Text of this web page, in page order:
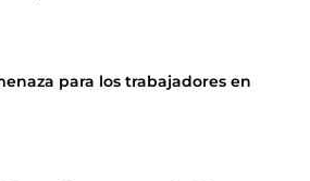
para los trabajadores en